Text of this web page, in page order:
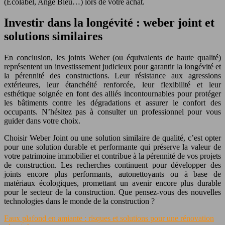
Investir dans la longévité : weber joint et
solutions similaires
En conclusion, les joints Weber (ou équivalents de haute qualité)
représentent un investissement judicieux pour garantir la longévité et
la pérennité des constructions. Leur résistance aux agressions
extérieures, leur étanchéité renforcée, leur flexibilité et leur
esthétique soignée en font des alliés incontournables pour protéger
les bâtiments contre les dégradations et assurer le confort des
occupants. N’hésitez pas à consulter un professionnel pour vous
guider dans votre choix.
Choisir Weber Joint ou une solution similaire de qualité, c’est opter
pour une solution durable et performante qui préserve la valeur de
votre patrimoine immobilier et contribue à la pérennité de vos projets
de construction. Les recherches continuent pour développer des
joints encore plus performants, autonettoyants ou à base de
matériaux écologiques, promettant un avenir encore plus durable
pour le secteur de la construction. Que pensez-vous des nouvelles
technologies dans le monde de la construction ?
Faux plafond en amiante : risques et solutions pour une rénovation